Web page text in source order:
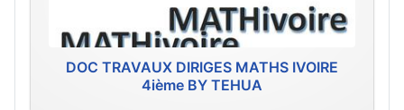
DOC TRAVAUX DIRIGES MATHS IVOIRE
4ième BY TEHUA